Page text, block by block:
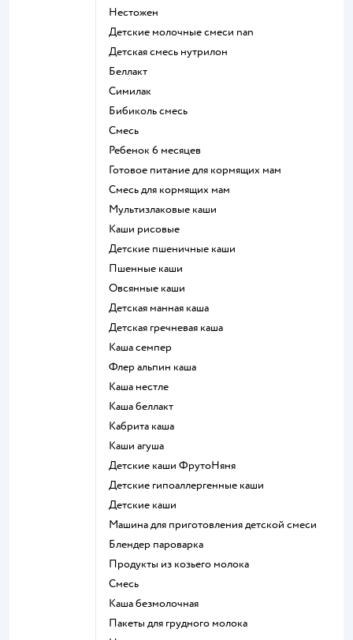
нестожен
Детские молочные смеси nan
детская смесь нутрилон
беллакт
симилак
бибиколь смесь
смесь
ребенок 6 месяцев
готовое питание для кормящих мам
смесь для кормящих мам
Мультизлаковые каши
Каши рисовые
Детские пшеничные каши
Пшенные каши
овсянные каши
детская манная каша
детская гречневая каша
каша семпер
флер альпин каша
каша нестле
каша беллакт
кабрита каша
каши агуша
Детские каши ФрутоНяня
Детские гипоаллергенные каши
детские каши
машина для приготовления детской смеси
блендер пароварка
продукты из козьего молока
смесь
каша безмолочная
пакеты для грудного молока